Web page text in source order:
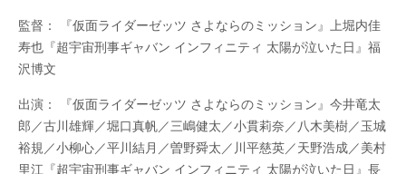
監督： 『仮面ライダーゼッツ さよならのミッション』上堀内佳
寿也『超宇宙刑事ギャバン インフィニティ 太陽が泣いた日』福
沢博文
出演： 『仮面ライダーゼッツ さよならのミッション』今井竜太
郎／古川雄輝／堀口真帆／三嶋健太／小貫莉奈／八木美樹／玉城
裕規／小柳心／平川結月／曽野舜太／川平慈英／天野浩成／美村
里江『超宇宙刑事ギャバン インフィニティ 太陽が泣いた日』長